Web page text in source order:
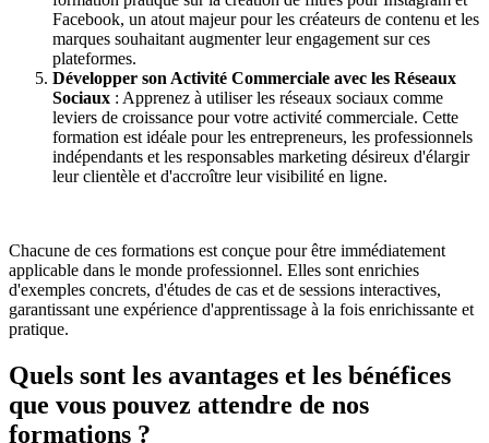
Facebook, un atout majeur pour les créateurs de contenu et les
marques souhaitant augmenter leur engagement sur ces
plateformes.
Développer son Activité Commerciale avec les Réseaux
Sociaux : Apprenez à utiliser les réseaux sociaux comme
leviers de croissance pour votre activité commerciale. Cette
formation est idéale pour les entrepreneurs, les professionnels
indépendants et les responsables marketing désireux d'élargir
leur clientèle et d'accroître leur visibilité en ligne.
Chacune de ces formations est conçue pour être immédiatement
applicable dans le monde professionnel. Elles sont enrichies
d'exemples concrets, d'études de cas et de sessions interactives,
garantissant une expérience d'apprentissage à la fois enrichissante et
pratique.
Quels sont les avantages et les bénéfices
que vous pouvez attendre de nos
formations ?